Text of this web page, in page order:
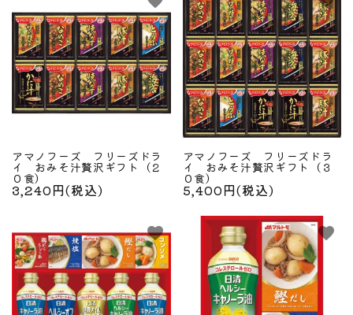
アマノフーズ フリーズドラ
イ おみそ汁贅沢ギフト（２
０食）
3,240円(税込)
アマノフーズ フリーズドラ
イ おみそ汁贅沢ギフト（３
０食）
5,400円(税込)
favorite favorite